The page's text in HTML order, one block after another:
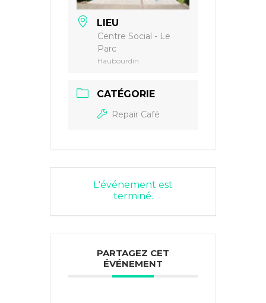
LIEU
Centre Social - Le
Parc
Haubourdin
CATÉGORIE
Repair Café
L'événement est
terminé.
PARTAGEZ CET
ÉVÉNEMENT